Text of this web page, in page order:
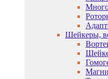
Шейкеры,